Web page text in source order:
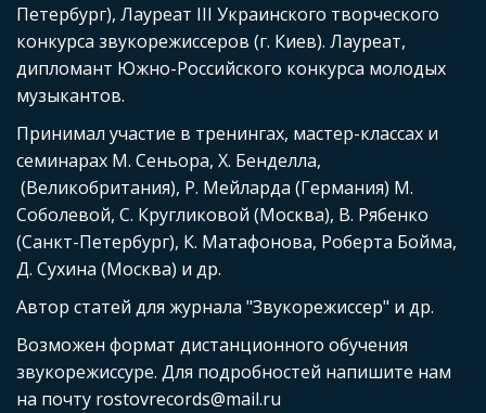
Петербург), Лауреат III Украинского творческого
конкурса звукорежиссеров (г. Киев). Лауреат,
дипломант Южно-Российского конкурса молодых
музыкантов.
Принимал участие в тренингах, мастер-классах и
семинарах М. Сеньора, Х. Бенделла,
(Великобритания), Р. Мейларда (Германия) М.
Соболевой, С. Кругликовой (Москва), В. Рябенко
(Санкт-Петербург), К. Матафонова, Роберта Бойма,
Д. Сухина (Москва) и др.
Автор статей для журнала "Звукорежиссер" и др.
Возможен формат дистанционного обучения
звукорежиссуре. Для подробностей напишите нам
на почту rostovrecords@mail.ru